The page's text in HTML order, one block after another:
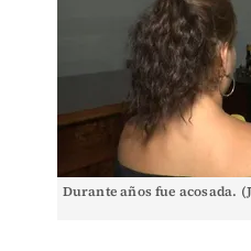
Durante años fue acosada.